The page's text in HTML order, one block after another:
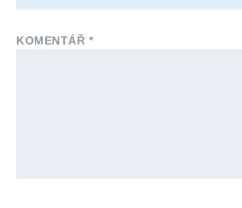
KOMENTÁŘ*